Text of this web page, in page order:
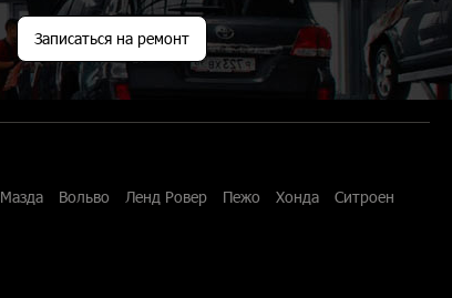
Записаться на ремонт
Мазда Вольво Ленд Ровер Пежо Хонда
Ситроен